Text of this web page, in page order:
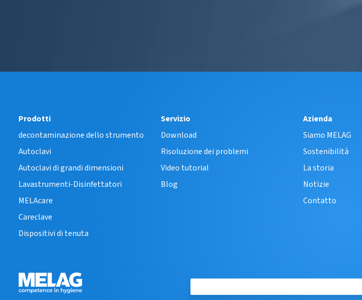
Prodotti
decontaminazione dello strumento
Autoclavi
Autoclavi di grandi dimensioni
Lavastrumenti-Disinfettatori
MELAcare
Careclave
Dispositivi di tenuta
Servizio
Download
Risoluzione dei problemi
Video tutorial
Blog
Azienda
Siamo MELAG
Sostenibilità
La storia
Notizie
Contatto